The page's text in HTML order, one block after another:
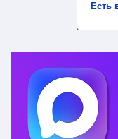
Есть